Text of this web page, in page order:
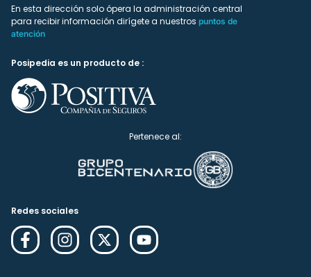
En esta dirección solo ópera la administración central
para recibir información dirígete a nuestros puntos de
atención
Posipedia es un producto de :
Pertenece al:
Redes sociales